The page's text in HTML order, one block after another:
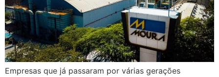
Empresas que já passaram por várias gerações